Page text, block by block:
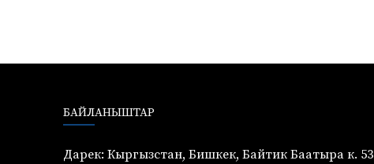
БАЙЛАНЫШТАР
Дарек: Кыргызстан, Бишкек, Байтик Баатыра к. 53